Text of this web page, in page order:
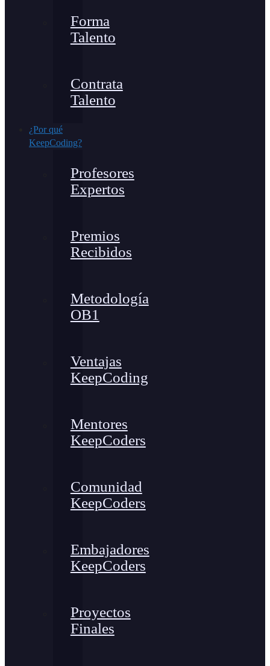
Forma
Talento
Contrata
Talento
¿Por qué
KeepCoding?
Profesores
Expertos
Premios
Recibidos
Metodología
OB1
Ventajas
KeepCoding
Mentores
KeepCoders
Comunidad
KeepCoders
Embajadores
KeepCoders
Proyectos
Finales